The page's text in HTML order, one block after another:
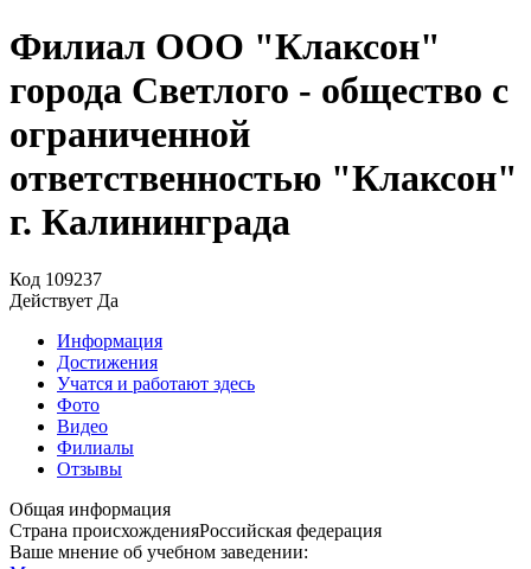
Филиал ООО "Клаксон"
города Светлого - общество с
ограниченной
ответственностью "Клаксон"
г. Калининграда
Код 109237
Действует Да
Информация
Достижения
Учатся и работают здесь
Фото
Видео
Филиалы
Отзывы
Общая информация
Страна происхожденияРоссийская федерация
Ваше мнение об учебном заведении: